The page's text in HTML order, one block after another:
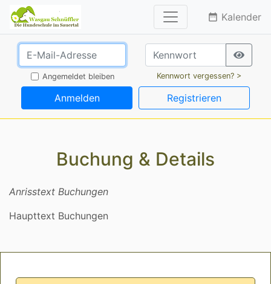
date_range Kalender
Angemeldet bleiben Kennwort vergessen? >
Anmelden Registrieren
Buchung & Details
Anrisstext Buchungen
Haupttext Buchungen